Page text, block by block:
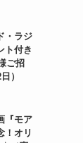
・ラジ
ト付き
ご招
）
『モア
！オリ